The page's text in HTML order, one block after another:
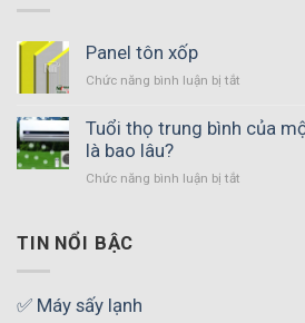
Panel tôn xốp
Chức năng bình luận bị tắt
Tuổi thọ trung bình của
là bao lâu?
Chức năng bình luận bị tắt
TIN NỔI BẬC
✅ Máy sấy lạnh